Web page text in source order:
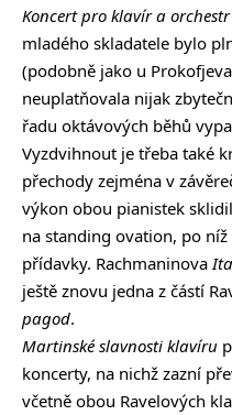
Koncert pro klavír a
mladého skladatele bylo
(podobně jako u
neuplatňovala nijak
řadu oktávových běhů
Vyzdvihnout je třeba také
přechody zejména v
výkon obou pianistek
na standing ovation, po
přídavky. Rachmaninova
ještě znovu jedna z částí
pagod.
Martinské slavnosti klavíru
koncerty, na nichž zazní
včetně obou Ravelových